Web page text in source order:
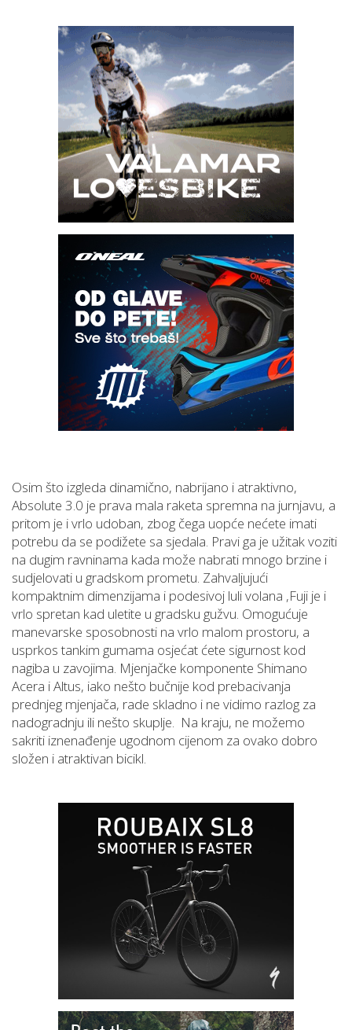
Osim što izgleda dinamično, nabrijano i atraktivno,
Absolute 3.0 je prava mala raketa spremna na jurnjavu, a
pritom je i vrlo udoban, zbog čega uopće nećete imati
potrebu da se podižete sa sjedala. Pravi ga je užitak voziti
na dugim ravninama kada može nabrati mnogo brzine i
sudjelovati u gradskom prometu. Zahvaljujući
kompaktnim dimenzijama i podesivoj luli volana ,Fuji je i
vrlo spretan kad uletite u gradsku gužvu. Omogućuje
manevarske sposobnosti na vrlo malom prostoru, a
usprkos tankim gumama osjećat ćete sigurnost kod
nagiba u zavojima. Mjenjačke komponente Shimano
Acera i Altus, iako nešto bučnije kod prebacivanja
prednjeg mjenjača, rade skladno i ne vidimo razlog za
nadogradnju ili nešto skuplje. Na kraju, ne možemo
sakriti iznenađenje ugodnom cijenom za ovako dobro
složen i atraktivan bicikl.